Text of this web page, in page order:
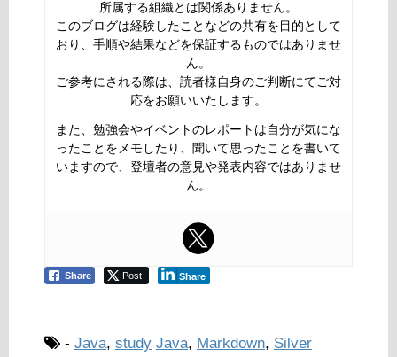
所属する組織とは関係ありません。
このブログは経験したことなどの共有を目的として
おり、手順や結果などを保証するものではありませ
ん。
ご参考にされる際は、読者様自身のご判断にてご対
応をお願いいたします。
また、勉強会やイベントのレポートは自分が気にな
ったことをメモしたり、聞いて思ったことを書いて
いますので、登壇者の意見や発表内容ではありませ
ん。
Share Post Share
- Java, study Java, Markdown, Silver